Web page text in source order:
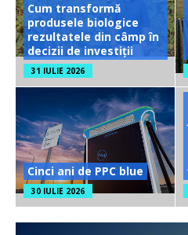
Cum transformă
produsele biologice
rezultatele din câmp în
decizii de investiții
31 IULIE 2026
Cinci ani de PPC blue
30 IULIE 2026